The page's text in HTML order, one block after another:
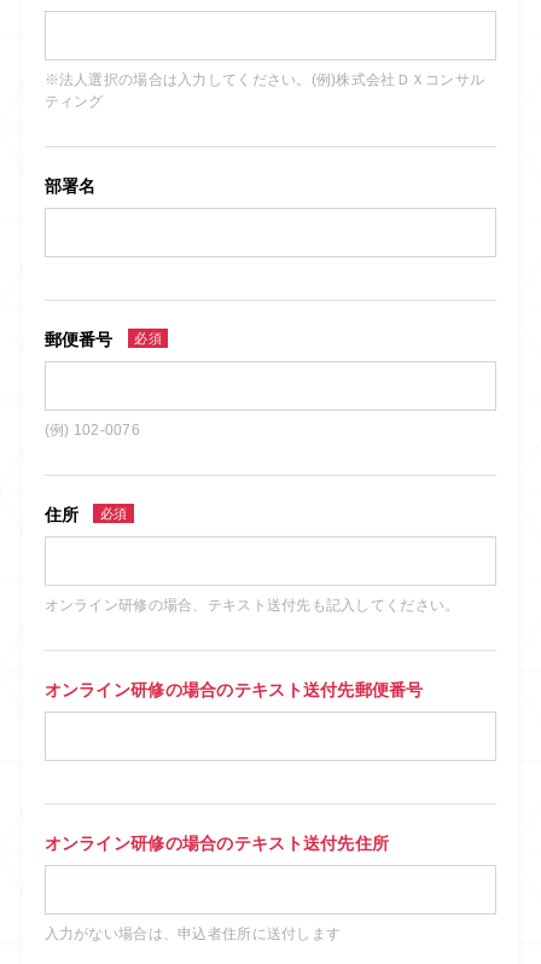
※法人選択の場合は入力してください。(例)株式会社ＤＸコンサル
ティング
部署名
郵便番号 必須
(例) 102-0076
住所 必須
オンライン研修の場合、テキスト送付先も記入してください。
オンライン研修の場合のテキスト送付先郵便番号
オンライン研修の場合のテキスト送付先住所
入力がない場合は、申込者住所に送付します